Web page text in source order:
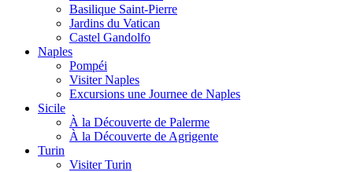
Basilique Saint-Pierre
Jardins du Vatican
Castel Gandolfo
Naples
Pompéi
Visiter Naples
Excursions une Journee de Naples
Sicile
À la Découverte de Palerme
À la Découverte de Agrigente
Turin
Visiter Turin